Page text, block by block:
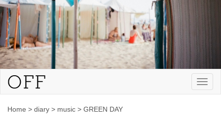
Home > diary > music > GREEN DAY